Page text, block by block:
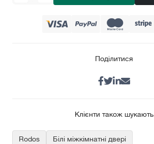
Поділитися
Клієнти також шукають
Rodos Білі міжкімнатні двері